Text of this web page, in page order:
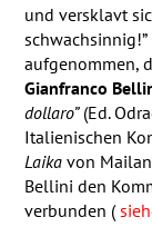
und versklavt
aufgenommen,
Gianfranco
dollaro”(Ed.
Italienischen
Laikavon
Bellini den
verbunden (